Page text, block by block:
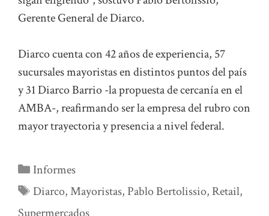
Gerente General de Diarco.
Diarco cuenta con 42 años de experiencia, 57
sucursales mayoristas en distintos puntos del país
y 31 Diarco Barrio -la propuesta de cercanía en el
AMBA-, reafirmando ser la empresa del rubro con
mayor trayectoria y presencia a nivel federal.
Categorías
Informes
Etiquetas
Diarco,Mayoristas, Pablo Bertolissio, Retail,
Supermercados